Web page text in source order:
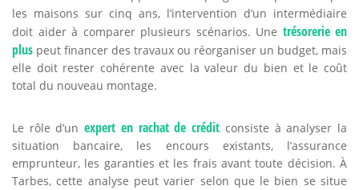
les maisons sur cinq ans, l’intervention d’un intermédiaire
doit aider à comparer plusieurs scénarios. Une trésorerie en
plus peut financer des travaux ou réorganiser un budget, mais
elle doit rester cohérente avec la valeur du bien et le coût
total du nouveau montage.
Le rôle d’unexpert en rachat de crédit consiste à analyser la
situation bancaire, les encours existants, l’assurance
emprunteur, les garanties et les frais avant toute décision. À
Tarbes, cette analyse peut varier selon que le bien se situe